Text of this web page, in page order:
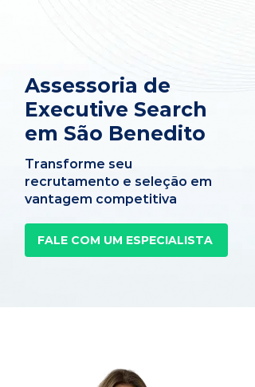
Assessoria de
Executive Search
em São Benedito
Transforme seu
recrutamento e seleção em
vantagem competitiva
FALE COM UM ESPECIALISTA